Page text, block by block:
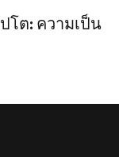
โต: ความเป็น